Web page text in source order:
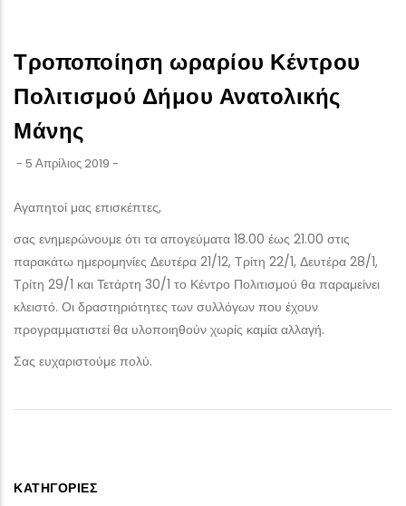
Τροποποίηση ωραρίου Κέντρου
Πολιτισμού Δήμου Ανατολικής
Μάνης
- 5 Απρίλιος 2019 -
Αγαπητοί μας επισκέπτες,
σας ενημερώνουμε ότι τα απογεύματα 18.00 έως 21.00 στις
παρακάτω ημερομηνίες Δευτέρα 21/12, Τρίτη 22/1, Δευτέρα 28/1,
Τρίτη 29/1 και Τετάρτη 30/1 το Κέντρο Πολιτισμού θα παραμείνει
κλειστό. Οι δραστηριότητες των συλλόγων που έχουν
προγραμματιστεί θα υλοποιηθούν χωρίς καμία αλλαγή.
Σας ευχαριστούμε πολύ.
ΚΑΤΗΓΟΡΊΕΣ